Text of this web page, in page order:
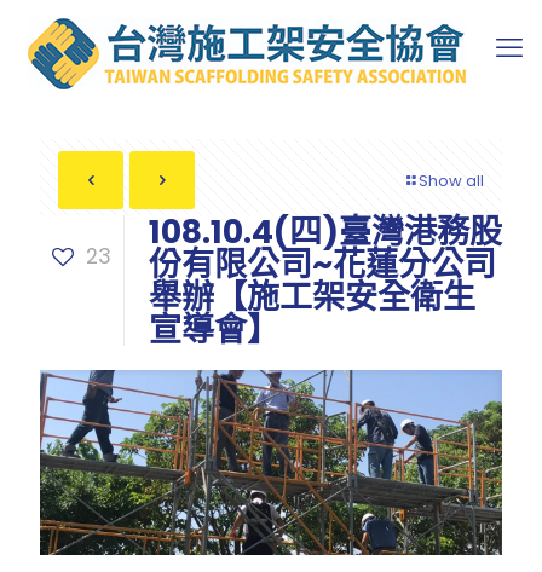
Show all
23
108.10.4(四)臺灣港務股
份有限公司~花蓮分公司
舉辦【施工架安全衛生
宣導會】